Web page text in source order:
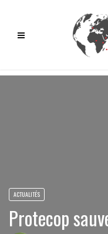
ACTUALITÉS
Protecop